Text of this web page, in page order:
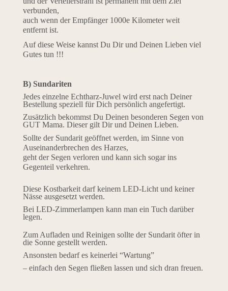
verbunden,
auch wenn der Empfänger 1000e Kilometer weit
entfernt ist.
Auf diese Weise kannst Du Dir und Deinen Lieben viel
Gutes tun !!!
B) Sundariten
Jedes einzelne Echtharz-Juwel wird erst nach Deiner
Bestellung speziell für Dich persönlich angefertigt.
Zusätzlich bekommst Du Deinen besonderen Segen von
GUT Mama. Dieser gilt Dir und Deinen Lieben.
Sollte der Sundarit geöffnet werden, im Sinne von
Auseinanderbrechen des Harzes,
geht der Segen verloren und kann sich sogar ins
Gegenteil verkehren.
Diese Kostbarkeit darf keinem LED-Licht und keiner
Nässe ausgesetzt werden.
Bei LED-Zimmerlampen kann man ein Tuch darüber
legen.
Zum Aufladen und Reinigen sollte der Sundarit öfter in
die Sonne gestellt werden.
Ansonsten bedarf es keinerlei “Wartung”
– einfach den Segen fließen lassen und sich dran freuen.